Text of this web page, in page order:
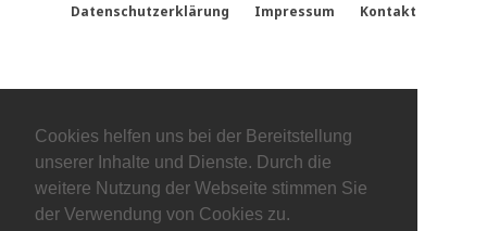
Cookies helfen uns bei der Bereitstellung
unserer Inhalte und Dienste. Durch die
weitere Nutzung der Webseite stimmen Sie
der Verwendung von Cookies zu.
Datenschutzerklärung Impressum Kontakt